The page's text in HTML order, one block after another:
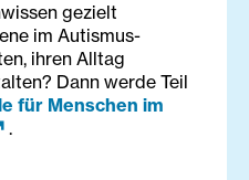
gezielt
im Autismus-
ihren Alltag
Dann werde Teil
für Menschen im
.